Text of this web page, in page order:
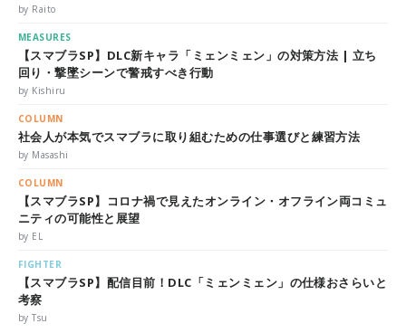
by Raito
MEASURES
【スマブラSP】DLC新キャラ「ミェンミェン」の対策方法 | 立ち
回り・撃墜シーンで警戒すべき行動
by Kishiru
COLUMN
社会人が本気でスマブラに取り組むための仕事選びと練習方法
by Masashi
COLUMN
【スマブラSP】コロナ禍で見えたオンライン・オフライン両コミュ
ニティの可能性と展望
by EL
FIGHTER
【スマブラSP】配信目前！DLC「ミェンミェン」の仕様おさらいと
考察
by Tsu